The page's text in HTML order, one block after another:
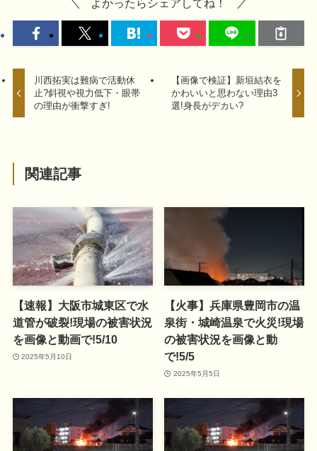
川西拓実は難病で活動休
止?斜視や視力低下・眼帯
の理由が衝撃すぎ!
【画像で検証】新垣結衣を
かわいいと思わない理由3
選!身長がデカい?
関連記事
【速報】大阪市城東区で水
道管が破裂!現場の被害状況
を画像と動画で!5/10
2025年5月10日
【火事】兵庫県豊岡市の温
泉街・城崎温泉で火災!現場
の被害状況を画像と動
で!5/5
2025年5月5日